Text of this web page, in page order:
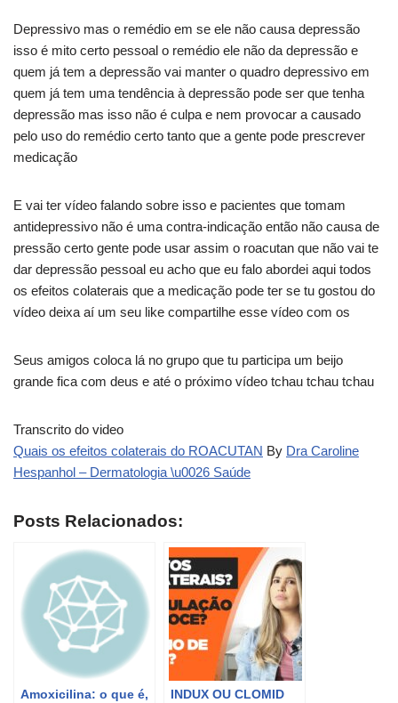
Depressivo mas o remédio em se ele não causa depressão
isso é mito certo pessoal o remédio ele não da depressão e
quem já tem a depressão vai manter o quadro depressivo em
quem já tem uma tendência à depressão pode ser que tenha
depressão mas isso não é culpa e nem provocar a causado
pelo uso do remédio certo tanto que a gente pode prescrever
medicação
E vai ter vídeo falando sobre isso e pacientes que tomam
antidepressivo não é uma contra-indicação então não causa de
pressão certo gente pode usar assim o roacutan que não vai te
dar depressão pessoal eu acho que eu falo abordei aqui todos
os efeitos colaterais que a medicação pode ter se tu gostou do
vídeo deixa aí um seu like compartilhe esse vídeo com os
Seus amigos coloca lá no grupo que tu participa um beijo
grande fica com deus e até o próximo vídeo tchau tchau tchau
Transcrito do video
Quais os efeitos colaterais do ROACUTAN By Dra Caroline
Hespanhol – Dermatologia \u0026 Saúde
Posts Relacionados:
Amoxicilina: o que é,
INDUX OU CLOMID